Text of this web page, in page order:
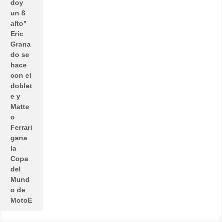
doy
un 8
alto”
Eric
Grana
do se
hace
con el
doblet
e y
Matte
o
Ferrari
gana
la
Copa
del
Mund
o de
MotoE